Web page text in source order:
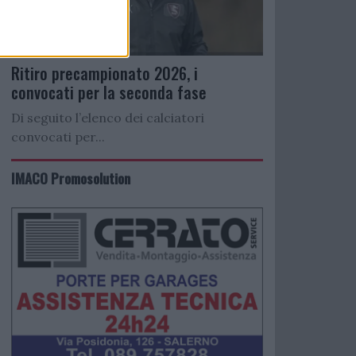
Ritiro precampionato 2026, i
convocati per la seconda fase
Di seguito l’elenco dei calciatori
convocati per...
IMACO Promosolution